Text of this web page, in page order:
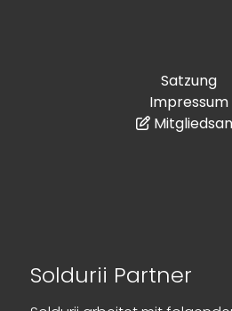
Satzung
Impressum
Soldurii Partner